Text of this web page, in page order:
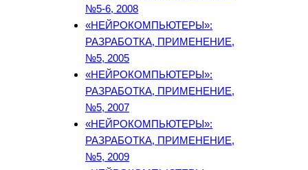
№5-6, 2008
«НЕЙРОКОМПЬЮТЕРЫ»:
РАЗРАБОТКА, ПРИМЕНЕНИЕ,
№5, 2005
«НЕЙРОКОМПЬЮТЕРЫ»:
РАЗРАБОТКА, ПРИМЕНЕНИЕ,
№5, 2007
«НЕЙРОКОМПЬЮТЕРЫ»:
РАЗРАБОТКА, ПРИМЕНЕНИЕ,
№5, 2009